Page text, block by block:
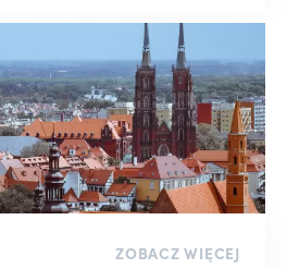
ZOBACZ WIĘCEJ